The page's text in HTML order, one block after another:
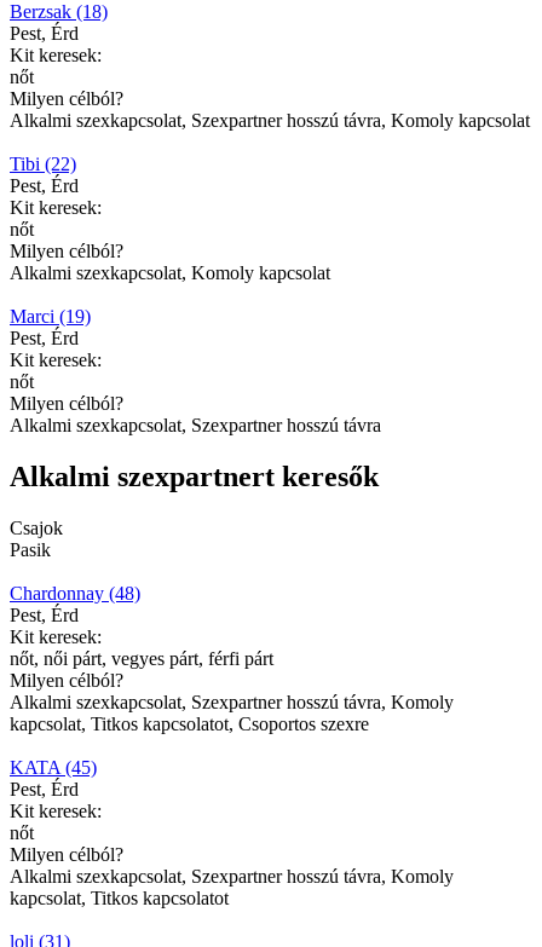
Berzsak (18)
Pest, Érd
Kit keresek:
nőt
Milyen célból?
Alkalmi szexkapcsolat, Szexpartner hosszú távra, Komoly kapcsolat
Tibi (22)
Pest, Érd
Kit keresek:
nőt
Milyen célból?
Alkalmi szexkapcsolat, Komoly kapcsolat
Marci (19)
Pest, Érd
Kit keresek:
nőt
Milyen célból?
Alkalmi szexkapcsolat, Szexpartner hosszú távra
Alkalmi szexpartnert keresők
Csajok
Pasik
Chardonnay (48)
Pest, Érd
Kit keresek:
nőt, női párt, vegyes párt, férfi párt
Milyen célból?
Alkalmi szexkapcsolat, Szexpartner hosszú távra, Komoly
kapcsolat, Titkos kapcsolatot, Csoportos szexre
KATA (45)
Pest, Érd
Kit keresek:
nőt
Milyen célból?
Alkalmi szexkapcsolat, Szexpartner hosszú távra, Komoly
kapcsolat, Titkos kapcsolatot
loli (31)